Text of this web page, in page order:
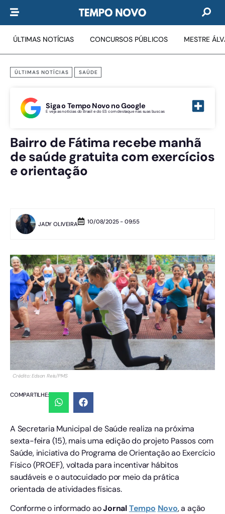
ÚLTIMAS NOTÍCIAS CONCURSOS PÚBLICOS MESTRE
ÚLTIMAS NOTÍCIAS SAÚDE
Siga o Tempo Novo no Google
E veja as notícias do Brasil e do ES com destaque nas suas buscas
Bairro de Fátima recebe manhã
de saúde gratuita com exercícios
e orientação
JADY OLIVEIRA 10/08/2025 - 09:55
Crédito: Edson Reis/PMS
COMPARTILHE:
A Secretaria Municipal de Saúde realiza na próxima
sexta-feira (15), mais uma edição do projeto Passos com
Saúde, iniciativa do Programa de Orientação ao Exercício
Físico (PROEF), voltada para incentivar hábitos
saudáveis e o autocuidado por meio da prática
orientada de atividades físicas.
Conforme o informado aoJornalTempo Novo, a ação